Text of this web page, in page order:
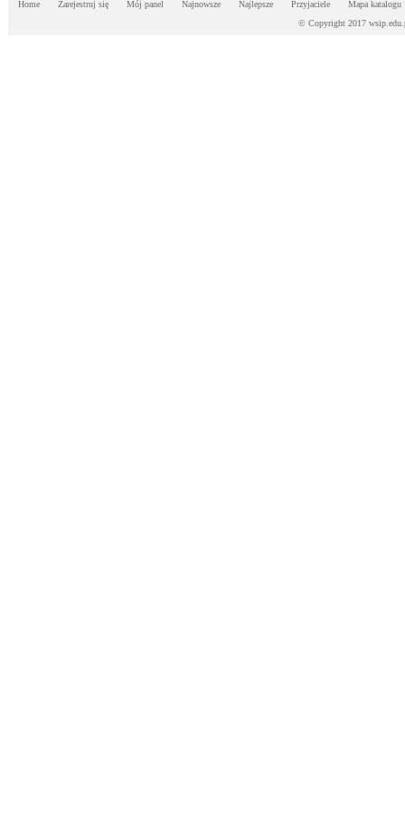
Home Zarejestruj się Mój panel Najnowsze Najlepsze Przyjaciele
Mapa katalogu
© Copyright 2017